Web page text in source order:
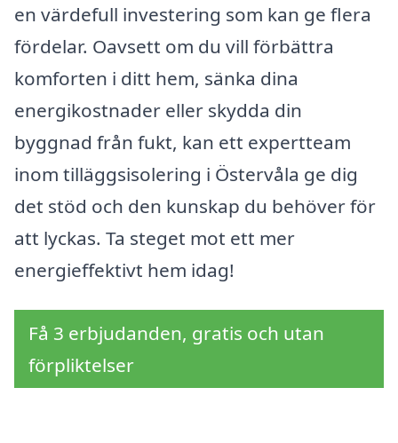
en värdefull investering som kan ge flera
fördelar. Oavsett om du vill förbättra
komforten i ditt hem, sänka dina
energikostnader eller skydda din
byggnad från fukt, kan ett expertteam
inom tilläggsisolering i Östervåla ge dig
det stöd och den kunskap du behöver för
att lyckas. Ta steget mot ett mer
energieffektivt hem idag!
Få 3 erbjudanden, gratis och utan
förpliktelser